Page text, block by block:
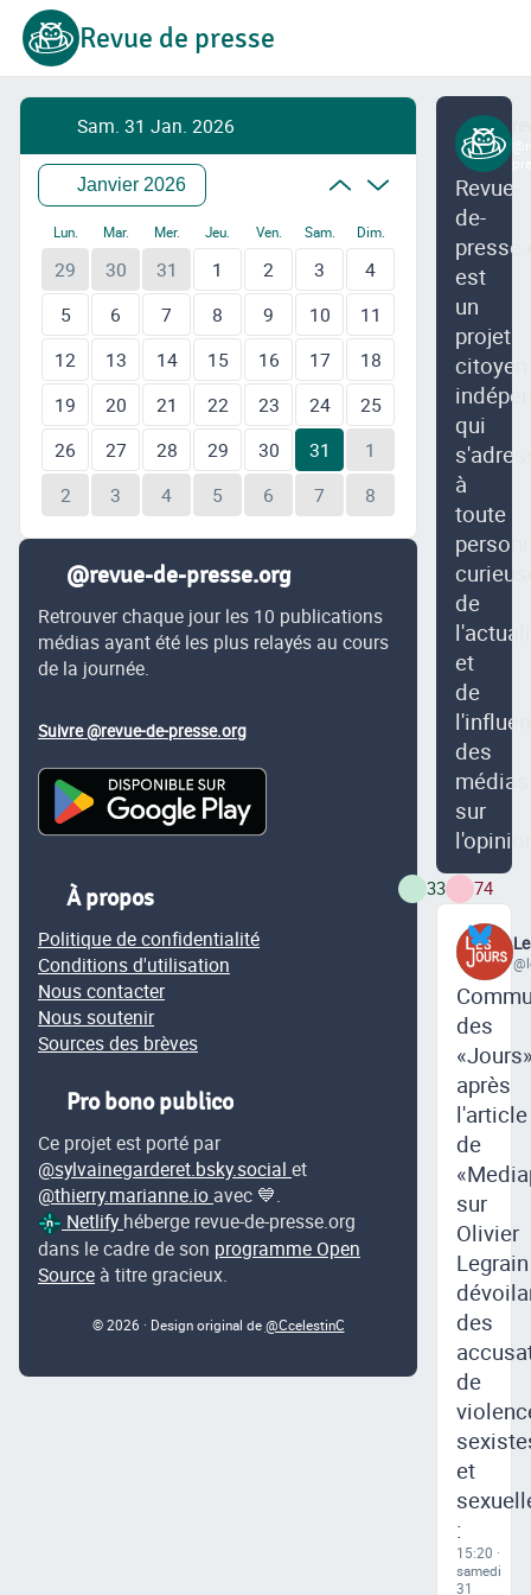
Revue de presse
Sam. 31 Jan. 2026
Janvier 2026
Lun. Mar. Mer. Jeu. Ven. Sam. Dim.
29 30 31 1 2 3
4
5
6 7 8 9 10
11
12
13 14 15 16 17
18
19
20 21 22 23 24
25
26
27 28 29 30 31
1
2
3 4 5 6 7 8
@revue-de-presse.org
Retrouver chaque jour les 10 publications
médias ayant été les plus relayés au cours
de la journée.
Suivre @revue-de-presse.org
À propos
Politique de confidentialité
Conditions d'utilisation
Nous contacter
Nous soutenir
Sources des brèves
Pro bono publico
Ce projet est porté par
@sylvainegarderet.bsky.social et
@thierry.marianne.io avec 💙.
Netlify héberge revue-de-presse.org
dans le cadre de son programme Open
Source à titre gracieux.
© 2026 · Design original de @CcelestinC
Revue-
de-
est
un
projet
citoyen
qui
à
toute
de
et
de
des
médias
sur
33 74
des
après
l'article
de
sur
Olivier
Legrain
des
de
et
:
15:20 ·
samedi
31